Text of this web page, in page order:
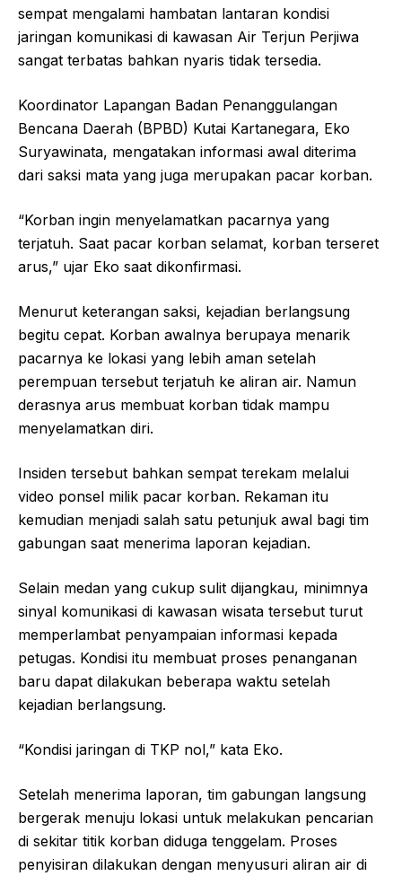
sempat mengalami hambatan lantaran kondisi
jaringan komunikasi di kawasan Air Terjun Perjiwa
sangat terbatas bahkan nyaris tidak tersedia.
Koordinator Lapangan Badan Penanggulangan
Bencana Daerah (BPBD) Kutai Kartanegara, Eko
Suryawinata, mengatakan informasi awal diterima
dari saksi mata yang juga merupakan pacar korban.
“Korban ingin menyelamatkan pacarnya yang
terjatuh. Saat pacar korban selamat, korban terseret
arus,” ujar Eko saat dikonfirmasi.
Menurut keterangan saksi, kejadian berlangsung
begitu cepat. Korban awalnya berupaya menarik
pacarnya ke lokasi yang lebih aman setelah
perempuan tersebut terjatuh ke aliran air. Namun
derasnya arus membuat korban tidak mampu
menyelamatkan diri.
Insiden tersebut bahkan sempat terekam melalui
video ponsel milik pacar korban. Rekaman itu
kemudian menjadi salah satu petunjuk awal bagi tim
gabungan saat menerima laporan kejadian.
Selain medan yang cukup sulit dijangkau, minimnya
sinyal komunikasi di kawasan wisata tersebut turut
memperlambat penyampaian informasi kepada
petugas. Kondisi itu membuat proses penanganan
baru dapat dilakukan beberapa waktu setelah
kejadian berlangsung.
“Kondisi jaringan di TKP nol,” kata Eko.
Setelah menerima laporan, tim gabungan langsung
bergerak menuju lokasi untuk melakukan pencarian
di sekitar titik korban diduga tenggelam. Proses
penyisiran dilakukan dengan menyusuri aliran air di